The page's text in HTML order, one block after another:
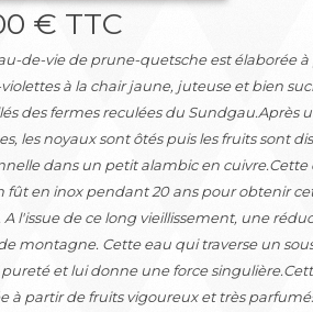
€ TTC
de-vie de prune-quetsche est élaborée
à la chair jaune, juteuse et bien
des fermes reculées du
les noyaux sont ôtés puis les fruits sont
dans un petit alambic en cuivre.Cette
fût en inox pendant 20 ans pour obtenir
l'issue de ce long vieillissement, une
montagne. Cette eau qui traverse un
et lui donne une force
à partir de fruits vigoureux et très